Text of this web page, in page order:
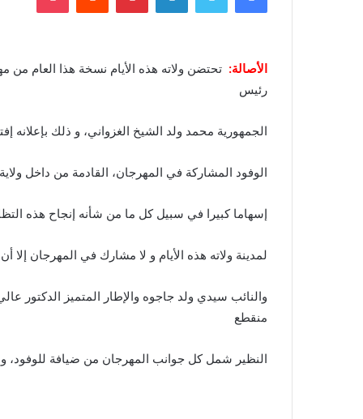
الأصالة: تحتضن ولاته هذه الأيام نسخة هذا العام من
رئيس
الجمهورية محمد ولد الشيخ الغزواني، و ذلك بإعلانه
الوفود المشاركة في المهرجان، القادمة من داخل
إسهاما كبيرا في سبيل كل ما من شأنه إنجاح هذه
لمدينة ولاته هذه الأيام و لا مشارك في المهرجان
والنائب سيدي ولد جاجوه والإطار المتميز الدكتور
منقطع
النظير شمل كل جوانب المهرجان من ضيافة